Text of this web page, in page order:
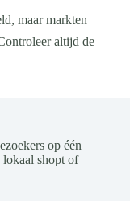
maar markten
altijd de
op één
lokaal shopt of